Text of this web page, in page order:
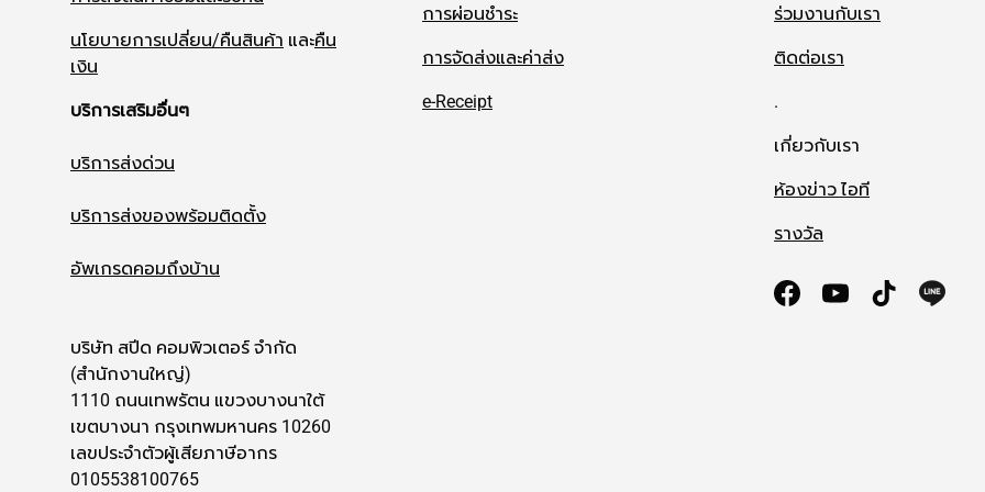
นโยบายการเปลี่ยน/คืนสินค้า และคืน
เงิน
บริการเสริมอื่นๆ
บริการส่งด่วน
บริการส่งของพร้อมติดตั้ง
อัพเกรดคอมถึงบ้าน
บริษัท สปีด คอมพิวเตอร์ จำกัด
(สำนักงานใหญ่)
1110 ถนนเทพรัตน แขวงบางนาใต้
เขตบางนา กรุงเทพมหานคร 10260
เลขประจำตัวผู้เสียภาษีอากร
0105538100765
การผ่อนชำระ
การจัดส่งและค่าส่ง
e-Receipt
ร่วมงานกับเรา
ติดต่อเรา
.
เกี่ยวกับเรา
ห้องข่าว ไอที
รางวัล
FacebookYouTubeTikTok